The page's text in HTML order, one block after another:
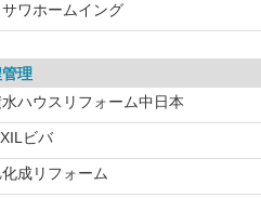
サワホームイング
理
ハウスリフォーム中日本
ビバ
成リフォーム